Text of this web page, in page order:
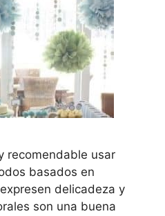
recomendable usar
basados en
delicadeza y
son una buena